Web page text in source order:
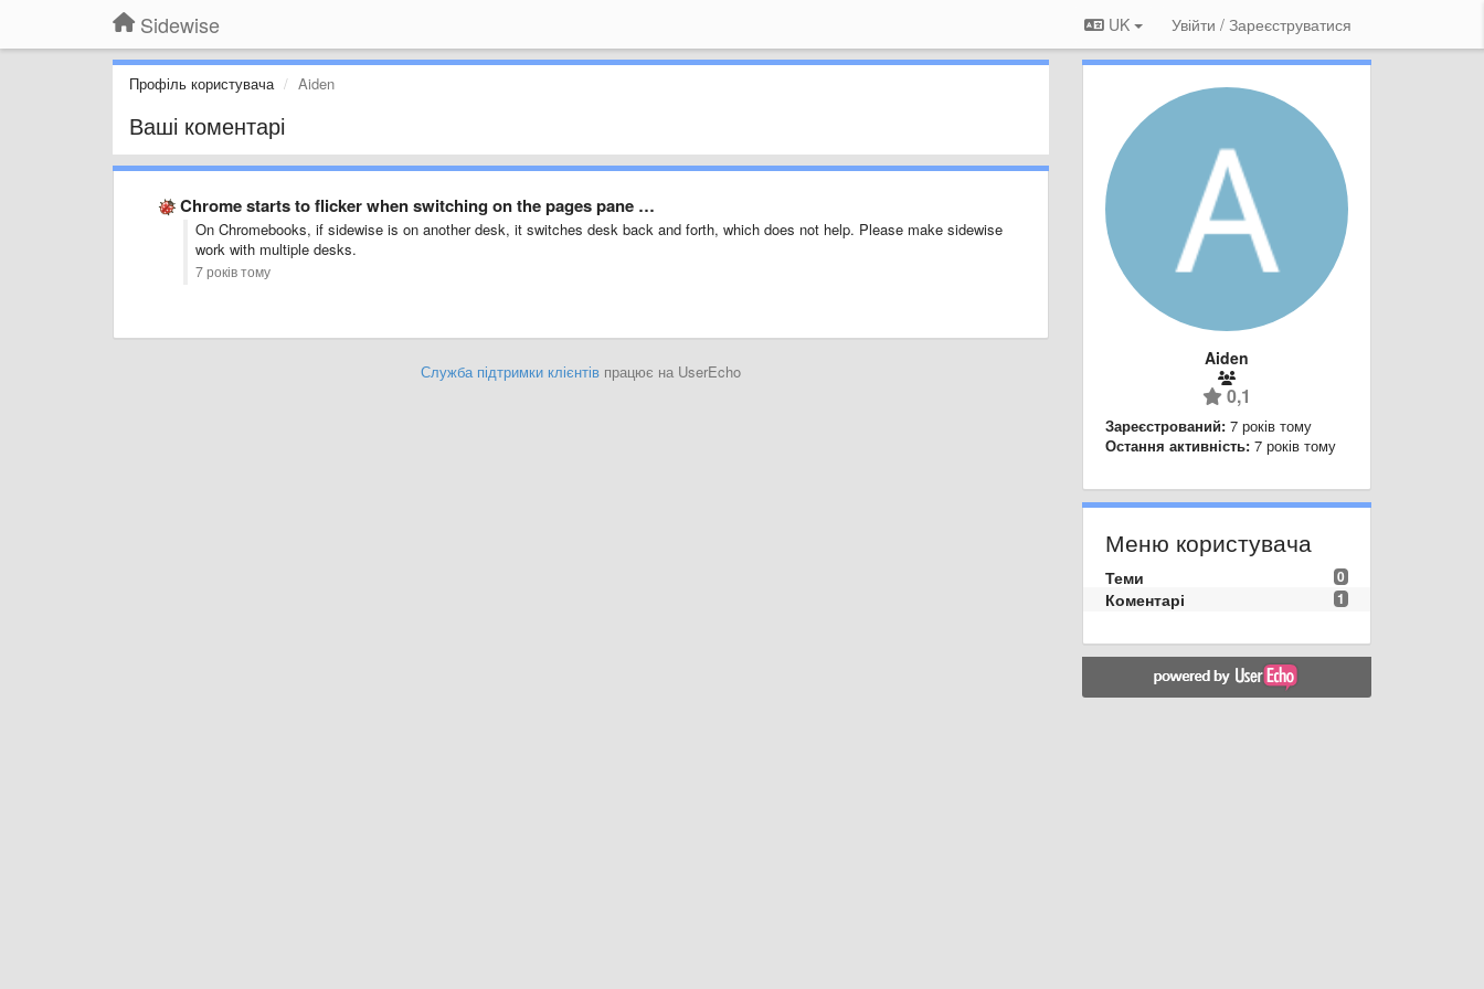
Sidewise UK Увійти / Зареєструватися
Профіль користувача Aiden
Ваші коментарі
Chrome starts to flicker when switching on the pages pane …
On Chromebooks, if sidewise is on another desk, it switches desk back and forth, which does not help. Please make sidewise
work with multiple desks.
7 років тому
Служба підтримки клієнтівпрацює на UserEcho
Aiden
0,1
Зареєстрований: 7 років тому
Остання активність: 7 років тому
Меню користувача
0
Теми
1
Коментарі